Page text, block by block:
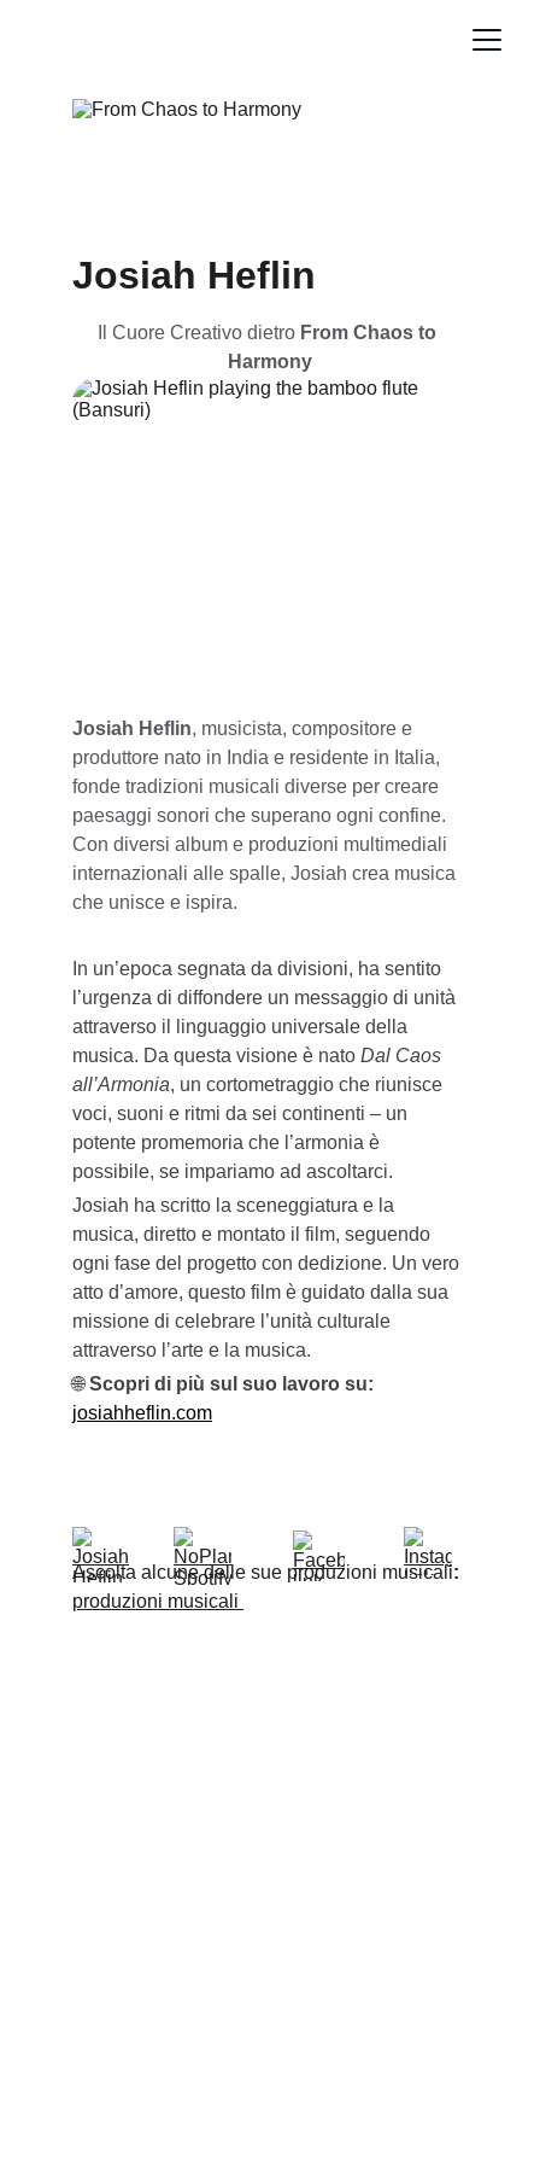
Josiah Heflin
Josiah Heflin, musicista, compositore e
produttore nato in India e residente in Italia,
fonde tradizioni musicali diverse per creare
paesaggi sonori che superano ogni confine.
Con diversi album e produzioni multimediali
internazionali alle spalle, Josiah crea musica
che unisce e ispira.
In un’epoca segnata da divisioni, ha sentito
l’urgenza di diffondere un messaggio di unità
attraverso il linguaggio universale della
musica. Da questa visione è nato Dal Caos
all’Armonia, un cortometraggio che riunisce
voci, suoni e ritmi da sei continenti – un
potente promemoria che l’armonia è
possibile, se impariamo ad ascoltarci.
Josiah ha scritto la sceneggiatura e la
musica, diretto e montato il film, seguendo
ogni fase del progetto con dedizione. Un vero
atto d’amore, questo film è guidato dalla sua
missione di celebrare l’unità culturale
attraverso l’arte e la musica.
🌐 Scopri di più sul suo lavoro su:
josiahheflin.com
Ascolta alcune delle sue produzioni musicali:
produzioni musicali
Il Cuore Creativo dietro From Chaos to
Harmony